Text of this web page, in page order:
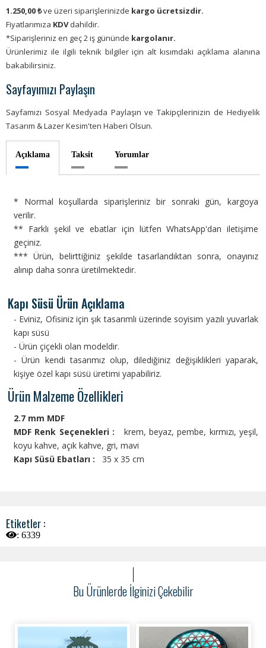
1.250,00₺ve üzeri siparişlerinizde kargo ücretsizdir.
Fiyatlarımıza KDVdahildir.
*Siparişleriniz en geç 2 iş gününde kargolanır.
Ürünlerimiz ile ilgili teknik bilgiler için alt kısımdaki açıklama alanına
bakabilirsiniz.
Sayfayımızı Paylaşın
Sayfamızı Sosyal Medyada Paylaşın ve Takipçilerinizin de Hediyelik
Tasarım & Lazer Kesim'ten Haberi Olsun.
Açıklama Taksit Yorumlar
* Normal koşullarda siparişleriniz bir sonraki gün, kargoya
verilir.
** Farklı şekil ve ebatlar için lütfen WhatsApp'dan iletişime
geçiniz.
*** Ürün, belirttiğiniz şekilde tasarlandıktan sonra, onayınız
alınıp daha sonra üretilmektedir.
Kapı Süsü Ürün Açıklama
- Eviniz, Ofisiniz için şık tasarımlı üzerinde soyisim yazılı yuvarlak
kapı süsü
- Ürün çiçekli olan modeldir.
- Ürün kendi tasarımız olup, dilediğiniz değişiklikleri yaparak,
kişiye özel kapı süsü üretimi yapabiliriz.
Ürün Malzeme Özellikleri
2.7 mm MDF
MDF Renk Seçenekleri : krem, beyaz, pembe, kırmızı, yeşil,
koyu kahve, açık kahve, gri, mavi
Kapı Süsü Ebatları : 35 x 35 cm
Etiketler :
: 6339
Bu Ürünlerde İlginizi Çekebilir